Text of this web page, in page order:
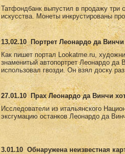
Татфондбанк выпустил в продажу три
искусства. Монеты инкрустированы
13.02.10
Портрет Леонардо да Винчи
Как пишет портал Lookatme.ru,
знаменитый автопортрет Леонардо да
использовал гвозди. Он взял доску
27.01.10
Прах Леонардо да Винчи
Исследователи из итальянского
эксгумацию останков Леонардо да
3.01.10 Обнаружена неизвестная